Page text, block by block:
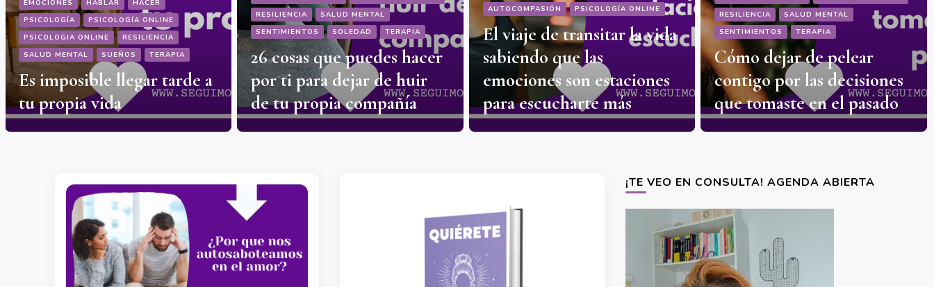
EMOCIONES
HABLAR
HACER
PSICOLOGÍA
PSICOLOGÍA ONLINE
PSICOLOGIA ONLINE
RESILIENCIA
SALUD MENTAL
SUEÑOS TERAPIA
Es imposible llegar tarde a
tu propia vida
RESILIENCIA
SALUD MENTAL
SENTIMIENTOS
SOLEDAD TERAPIA
26 cosas que puedes hacer
por ti para dejar de huir
de tu propia compañía
AUTOCOMPASIÓN
PSICOLOGÍA ONLINE
El viaje de transitar la vida
sabiendo que las
emociones son estaciones
para escucharte más
RESILIENCIA
SALUD MENTAL
SENTIMIENTOS
TERAPIA
Cómo dejar de pelear
contigo por las decisiones
que tomaste en el pasado
¡TE VEO EN CONSULTA! AGENDA ABIERTA